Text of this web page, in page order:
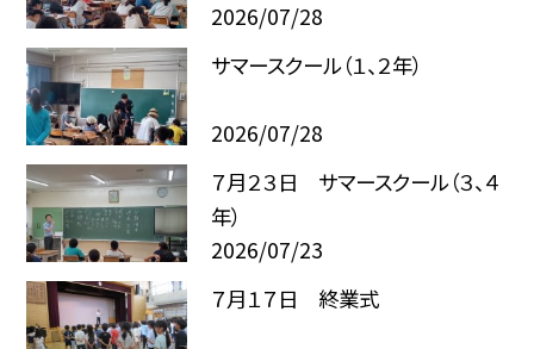
2026/07/28
サマースクール（１、２年）
2026/07/28
７月２３日 サマースクール（３、４
年）
2026/07/23
７月１７日 終業式